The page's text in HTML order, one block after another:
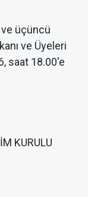
üçüncü
ve Üyeleri
saat 18.00'e
KURULU